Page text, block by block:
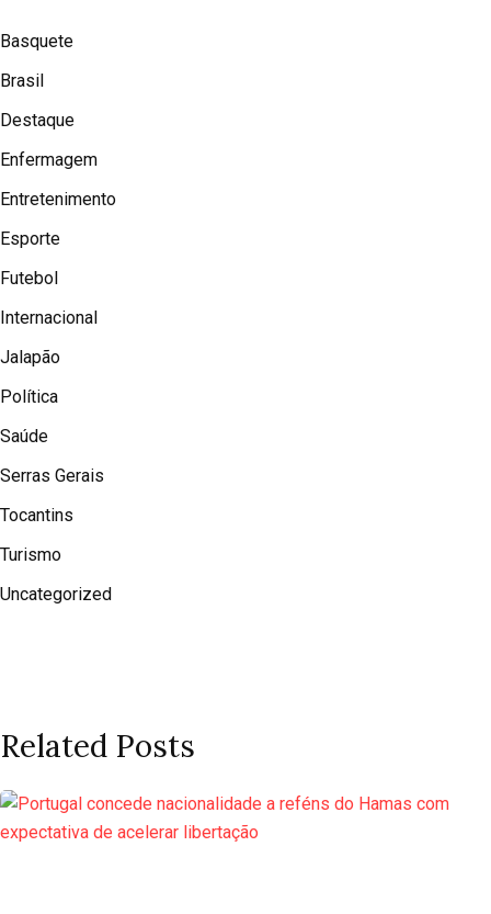
Basquete
Brasil
Destaque
Enfermagem
Entretenimento
Esporte
Futebol
Internacional
Jalapão
Política
Saúde
Serras Gerais
Tocantins
Turismo
Uncategorized
Related Posts